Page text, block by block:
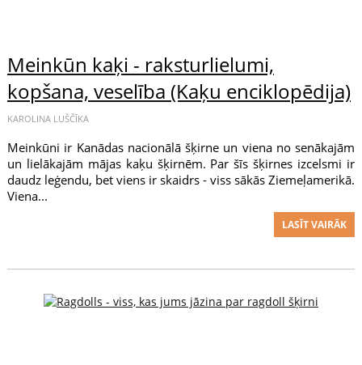
Meinkūn kaķi - raksturlielumi,
kopšana, veselība (Kaķu enciklopēdija)
KAROLINA LUŠČĪKA
Meinkūni ir Kanādas nacionālā šķirne un viena no senākajām
un lielākajām mājas kaķu šķirnēm. Par šīs šķirnes izcelsmi ir
daudz leģendu, bet viens ir skaidrs - viss sākās Ziemeļamerikā.
Viena...
LASĪT VAIRĀK